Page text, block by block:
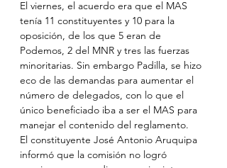
El viernes, el acuerdo era que el MAS
tenía 11 constituyentes y 10 para la
oposición, de los que 5 eran de
Podemos, 2 del MNR y tres las fuerzas
minoritarias. Sin embargo Padilla, se hizo
eco de las demandas para aumentar el
número de delegados, con lo que el
único beneficiado iba a ser el MAS para
manejar el contenido del reglamento.
El constituyente José Antonio Aruquipa
informó que la comisión no logró